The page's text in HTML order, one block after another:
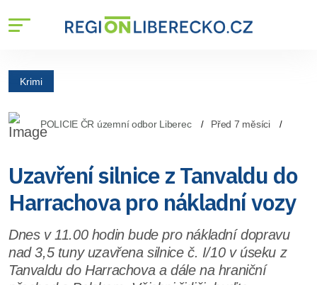
Krimi
POLICIE ČR územní odbor Liberec Před 7 měsíci
Uzavření silnice z Tanvaldu do
Harrachova pro nákladní vozy
Dnes v 11.00 hodin bude pro nákladní dopravu
nad 3,5 tuny uzavřena silnice č. I/10 v úseku z
Tanvaldu do Harrachova a dále na hraniční